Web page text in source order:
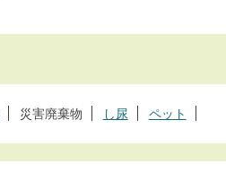
災害廃棄物 し尿 ペット